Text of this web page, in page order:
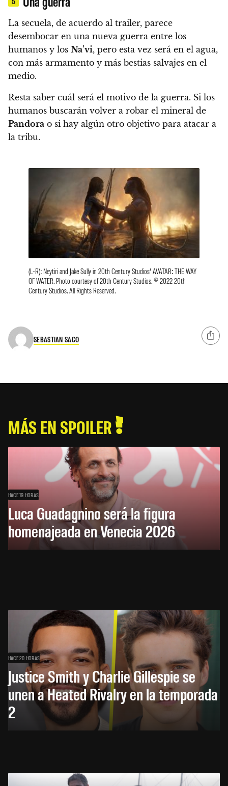
La secuela, de acuerdo al trailer, parece
desembocar en una nueva guerra entre los
humanos y los Na’vi, pero esta vez será en el agua,
con más armamento y más bestias salvajes en el
medio.
Resta saber cuál será el motivo de la guerra. Si los
humanos buscarán volver a robar el mineral de
Pandora o si hay algún otro objetivo para atacar a
la tribu.
(L-R): Neytiri and Jake Sully in 20th Century Studios’ AVATAR: THE WAY
OF WATER. Photo courtesy of 20th Century Studios. © 2022 20th
Century Studios. All Rights Reserved.
SEBASTIAN SACO
MÁS EN SPOILER
HACE 19 HORAS
Luca Guadagnino será la figura
homenajeada en Venecia 2026
HACE 20 HORAS
Justice Smith y Charlie Gillespie se
unen a Heated Rivalry en la temporada
2